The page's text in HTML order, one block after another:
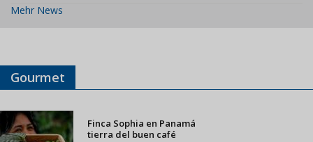
Mehr News
Gourmet
Finca Sophia en Panamá
tierra del buen café